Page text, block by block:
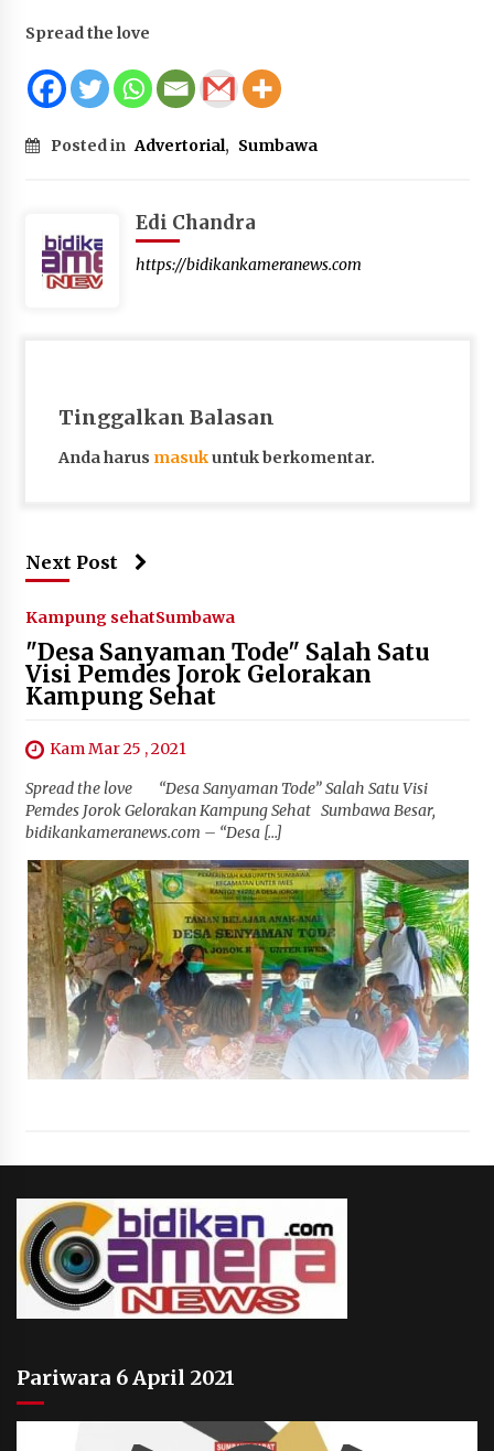
Spread the love
Posted in Advertorial, Sumbawa
Edi Chandra
https://bidikankameranews.com
Tinggalkan Balasan
Anda harus masukuntuk berkomentar.
Next Post
Kampung sehatSumbawa
"Desa Sanyaman Tode" Salah Satu
Visi Pemdes Jorok Gelorakan
Kampung Sehat
Kam Mar 25 , 2021
Spread the love “Desa Sanyaman Tode” Salah Satu Visi
Pemdes Jorok Gelorakan Kampung Sehat Sumbawa Besar,
bidikankameranews.com – “Desa […]
Pariwara 6 April 2021